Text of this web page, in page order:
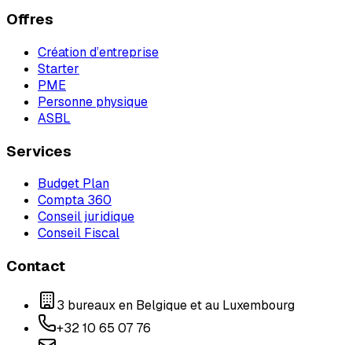
Offres
Création d’entreprise
Starter
PME
Personne physique
ASBL
Services
Budget Plan
Compta 360
Conseil juridique
Conseil Fiscal
Contact
3 bureaux en Belgique et au Luxembourg
+32 10 65 07 76